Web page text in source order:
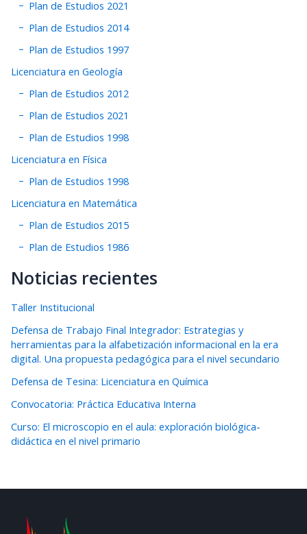
Plan de Estudios 2021
Plan de Estudios 2014
Plan de Estudios 1997
Licenciatura en Geología
Plan de Estudios 2012
Plan de Estudios 2021
Plan de Estudios 1998
Licenciatura en Física
Plan de Estudios 1998
Licenciatura en Matemática
Plan de Estudios 2015
Plan de Estudios 1986
Noticias recientes
Taller Institucional
Defensa de Trabajo Final Integrador: Estrategias y
herramientas para la alfabetización informacional en la era
digital. Una propuesta pedagógica para el nivel secundario
Defensa de Tesina: Licenciatura en Química
Convocatoria: Práctica Educativa Interna
Curso: El microscopio en el aula: exploración biológica-
didáctica en el nivel primario